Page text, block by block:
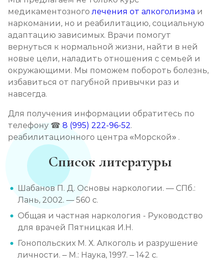
медикаментозного лечения от алкоголизма и
наркомании, но и реабилитацию, социальную
адаптацию зависимых. Врачи помогут
вернуться к нормальной жизни, найти в ней
новые цели, наладить отношения с семьей и
окружающими. Мы поможем побороть болезнь,
избавиться от пагубной привычки раз и
навсегда.
Для получения информации обратитесь по
телефону ☎ 8 (995) 222-96-52.
реабилитационного центра «Морской» .
Список литературы
Шабанов П. Д. Основы наркологии. — СПб.:
Лань, 2002. — 560 с.
Общая и частная наркология - Руководство
для врачей Пятницкая И.Н.
Гонопольских М. Х. Алкоголь и разрушение
личности. – М.: Наука, 1997. – 142 с.